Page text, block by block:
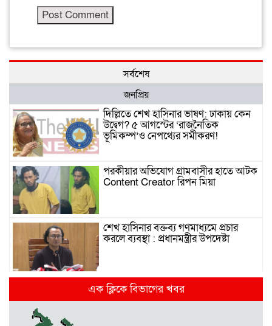
সর্বশেষ
জনপ্রিয়
দিল্লিতে শেখ হাসিনার ভাষণ: ঢাকায় কেন
উদ্বেগ? ৫ আগস্টের ‘রাজনৈতিক
ভূমিকম্প’ও নেপথ্যের সমীকরণ!
পরকীয়ার অভিযোগ গ্রামবাসীর হাতে আটক
Content Creator রিপন মিয়া
শেখ হাসিনার বক্তব্য গণমাধ্যমে প্রচার
করলে ব্যবস্থা : প্রধানমন্ত্রীর উপদেষ্টা
দিল্লিতে হাসিনার গণমাধ্যমে ভাষণ নিয়ে যা
বলছে ভারত
এক ক্লিকে বিভাগের খবর